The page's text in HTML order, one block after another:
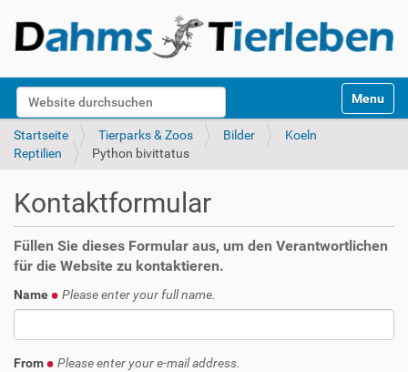
Website durchsuchen
k
Toggle
Startseite Tierparks & Zoos Bilder
Koeln
Reptilien
Python bivittatus
Kontaktformular
Füllen Sie dieses Formular aus, um den Verantwortlichen
für die Website zu kontaktieren.
Name Please enter your full name.
From Please enter your e-mail address.